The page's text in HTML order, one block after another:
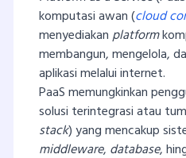
komputasi awan (cloud
menyediakanplatform
membangun, mengelola,
aplikasi melalui internet.
PaaS memungkinkan
solusi terintegrasi atau
stack) yang mencakup
middleware, database,